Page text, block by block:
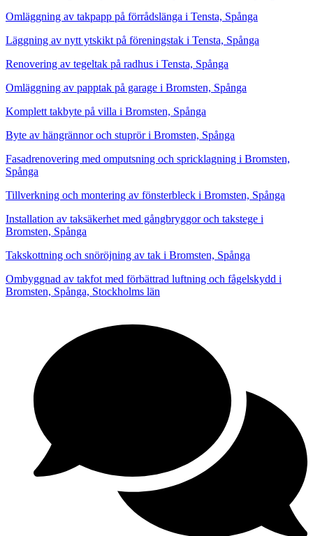
Omläggning av takpapp på förrådslänga i Tensta, Spånga
Läggning av nytt ytskikt på föreningstak i Tensta, Spånga
Renovering av tegeltak på radhus i Tensta, Spånga
Omläggning av papptak på garage i Bromsten, Spånga
Komplett takbyte på villa i Bromsten, Spånga
Byte av hängrännor och stuprör i Bromsten, Spånga
Fasadrenovering med omputsning och spricklagning i Bromsten,
Spånga
Tillverkning och montering av fönsterbleck i Bromsten, Spånga
Installation av taksäkerhet med gångbryggor och takstege i
Bromsten, Spånga
Takskottning och snöröjning av tak i Bromsten, Spånga
Ombyggnad av takfot med förbättrad luftning och fågelskydd i
Bromsten, Spånga, Stockholms län